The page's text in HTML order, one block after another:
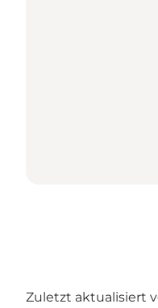
Zuletzt aktualisiert